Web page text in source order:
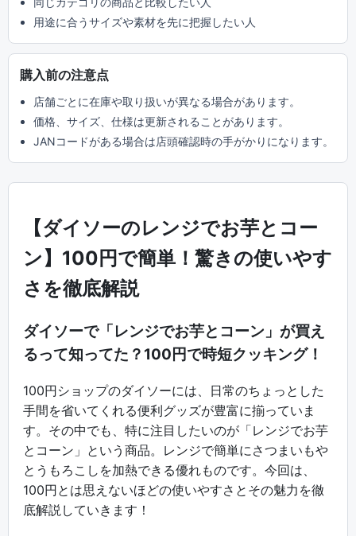
用途に合うサイズや素材を先に把握したい人
購入前の注意点
店舗ごとに在庫や取り扱いが異なる場合があります。
価格、サイズ、仕様は更新されることがあります。
JANコードがある場合は店頭確認時の手がかりになります。
【ダイソーのレンジでお芋とコー
ン】100円で簡単！驚きの使いやす
さを徹底解説
ダイソーで「レンジでお芋とコーン」が買え
るって知ってた？100円で時短クッキング！
100円ショップのダイソーには、日常のちょっとした
手間を省いてくれる便利グッズが豊富に揃っていま
す。その中でも、特に注目したいのが「レンジでお芋
とコーン」という商品。レンジで簡単にさつまいもや
とうもろこしを加熱できる優れものです。今回は、
100円とは思えないほどの使いやすさとその魅力を徹
底解説していきます！